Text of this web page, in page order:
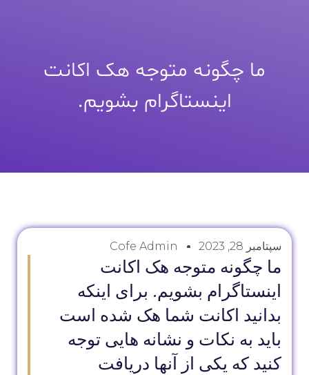
ما چگونه متوجه هک اکانت
اینستاگرام بشویم.
سپتامبر 28, 2023 Cofe Admin
ما چگونه متوجه هک اکانت
اینستاگرام بشویم. برای اینکه
بدانید اکانت شما هک شده است
باید به نکات و نشانه هایی توجه
کنید که یکی از آنها دریافت